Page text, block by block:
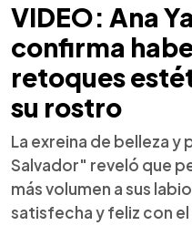
VIDEO: Ana
confirma
retoques
su rostro
La exreina de belleza y
Salvador" reveló que
más volumen a sus
satisfecha y feliz con